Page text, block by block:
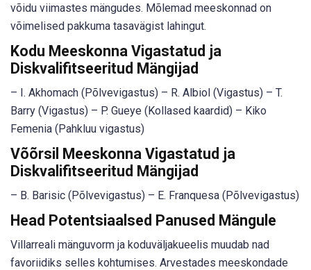
võidu viimastes mängudes. Mõlemad meeskonnad on
võimelised pakkuma tasavägist lahingut.
Kodu Meeskonna Vigastatud ja
Diskvalifitseeritud Mängijad
– I. Akhomach (Põlvevigastus) – R. Albiol (Vigastus) – T.
Barry (Vigastus) – P. Gueye (Kollased kaardid) – Kiko
Femenia (Pahkluu vigastus)
Võõrsil Meeskonna Vigastatud ja
Diskvalifitseeritud Mängijad
– B. Barisic (Põlvevigastus) – E. Franquesa (Põlvevigastus)
Head Potentsiaalsed Panused Mängule
Villarreali mänguvorm ja koduväljakueelis muudab nad
favoriidiks selles kohtumises. Arvestades meeskondade